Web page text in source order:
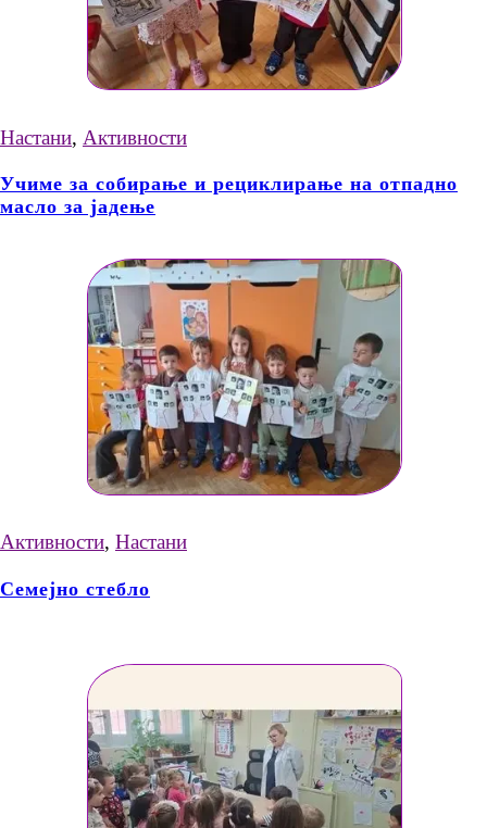
Настани, Активности
Учиме за собирање и рециклирање на отпадно
масло за јадење
Активности, Настани
Семејно стебло